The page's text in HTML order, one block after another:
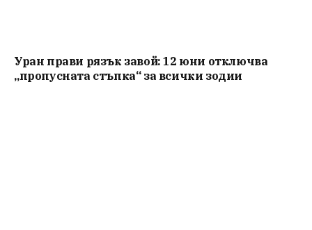
Уран прави рязък завой: 12 юни отключва
„пропусната стъпка“ за всички зодии